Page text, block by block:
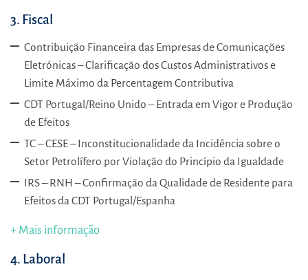
3. Fiscal
Contribuição Financeira das Empresas de Comunicações
Eletrónicas – Clarificação dos Custos Administrativos e
Limite Máximo da Percentagem Contributiva
CDT Portugal/Reino Unido – Entrada em Vigor e Produção
de Efeitos
TC – CESE – Inconstitucionalidade da Incidência sobre o
Setor Petrolífero por Violação do Princípio da Igualdade
IRS – RNH – Confirmação da Qualidade de Residente para
Efeitos da CDT Portugal/Espanha
+ Mais informação
4. Laboral